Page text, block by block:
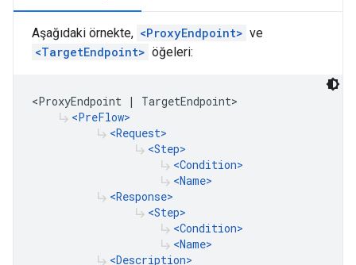
Aşağıdaki örnekte, <ProxyEndpoint> ve
<TargetEndpoint> öğeleri:
<ProxyEndpoint | TargetEndpoint>
subdirectory_arrow_right <PreFlow>
subdirectory_arrow_right <Request>
subdirectory_arrow_right <Step>
subdirectory_arrow_right <Condition>
subdirectory_arrow_right <Name>
subdirectory_arrow_right <Response>
subdirectory_arrow_right <Step>
subdirectory_arrow_right <Condition>
subdirectory_arrow_right <Name>
subdirectory_arrow_right <Description>